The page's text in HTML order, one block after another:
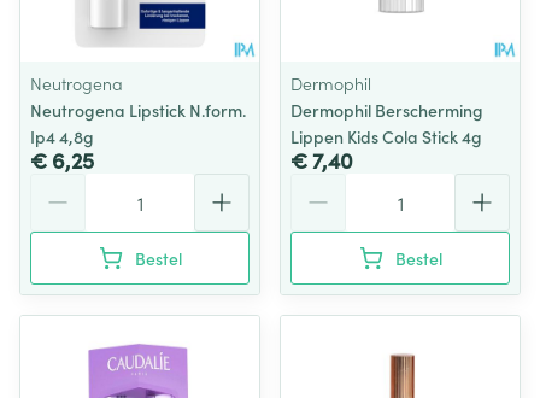
Neutrogena
Neutrogena Lipstick N.form.
Ip4 4,8g
€ 6,25
Bestel
Dermophil
Dermophil Berscherming
Lippen Kids Cola Stick 4g
€ 7,40
Bestel